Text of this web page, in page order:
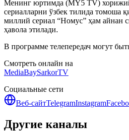
Менинг юртимда (MY5 TV)
сериалларни ўзбек тилида томоша
миллий сериал “Номус” ҳам айнан
ҳавола этилади.
В программе телепередач могут
Смотреть онлайн на
MediaBaySarkorTV
Социальные сети
Веб-сайтTelegramInstagram
Другие каналы